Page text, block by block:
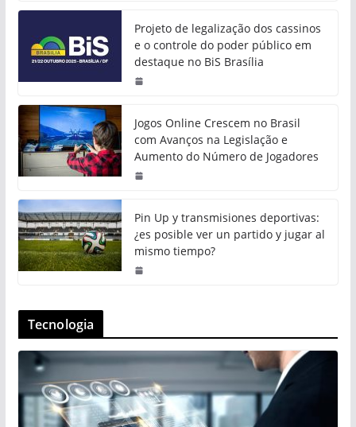
Projeto de legalização dos cassinos
e o controle do poder público em
destaque no BiS Brasília
Jogos Online Crescem no Brasil
com Avanços na Legislação e
Aumento do Número de Jogadores
Pin Up y transmisiones deportivas:
¿es posible ver un partido y jugar al
mismo tiempo?
Tecnologia